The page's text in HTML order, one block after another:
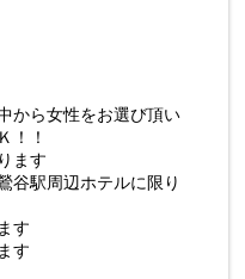
から女性をお選び頂い
！！
ます
谷駅周辺ホテルに限り
す
す